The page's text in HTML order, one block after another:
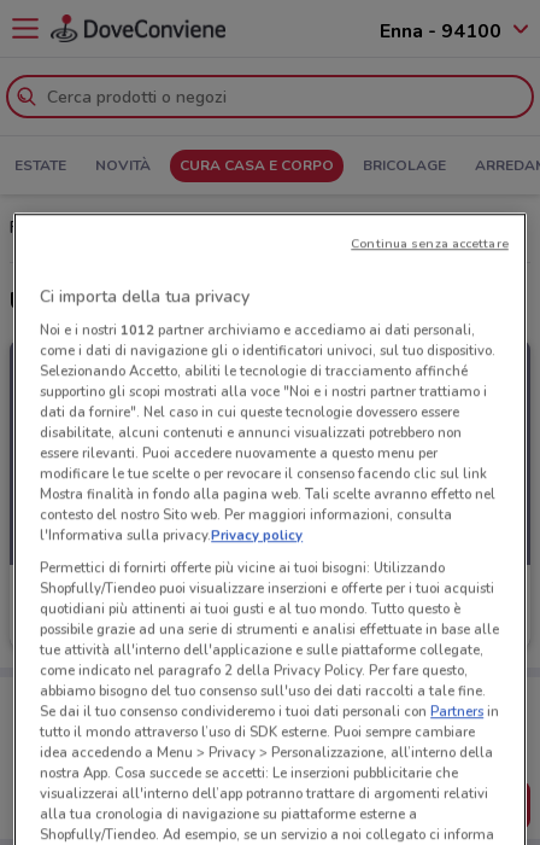
Enna - 94100
ESTATE NOVITÀ CURA CASA E CORPO BRICOLAGE
Franzy's Enna: Volantino, Orari di apertura e Indirizzi
Ultime offerte del volantino Franzy's
Franzy's
Scade martedì 21.7 km
Porta DoveConviene sempre con te!
Puoi trovare le migliori offerte dei negozi vicino a te,
salvarle e creare la tua lista del risparmio, comodamente
dal tuo cellulare.
SCARICA L’APP
Ci importa della tua privacy
Noi e i nostri 1012partner archiviamo e accediamo ai dati personali,
come i dati di navigazione gli o identificatori univoci, sul tuo dispositivo.
Selezionando Accetto, abiliti le tecnologie di tracciamento affinché
supportino gli scopi mostrati alla voce "Noi e i nostri partner trattiamo i
dati da fornire". Nel caso in cui queste tecnologie dovessero essere
disabilitate, alcuni contenuti e annunci visualizzati potrebbero non
essere rilevanti. Puoi accedere nuovamente a questo menu per
modificare le tue scelte o per revocare il consenso facendo clic sul link
Mostra finalità in fondo alla pagina web. Tali scelte avranno effetto nel
contesto del nostro Sito web. Per maggiori informazioni, consulta
l'Informativa sulla privacy.Privacy policy
Permettici di fornirti offerte più vicine ai tuoi bisogni: Utilizzando
Shopfully/Tiendeo puoi visualizzare inserzioni e offerte per i tuoi acquisti
quotidiani più attinenti ai tuoi gusti e al tuo mondo. Tutto questo è
possibile grazie ad una serie di strumenti e analisi effettuate in base alle
tue attività all'interno dell'applicazione e sulle piattaforme collegate,
come indicato nel paragrafo 2 della Privacy Policy. Per fare questo,
abbiamo bisogno del tuo consenso sull'uso dei dati raccolti a tale fine.
Se dai il tuo consenso condivideremo i tuoi dati personali conPartnersin
tutto il mondo attraverso l’uso di SDK esterne. Puoi sempre cambiare
idea accedendo a Menu > Privacy > Personalizzazione, all’interno della
nostra App. Cosa succede se accetti: Le inserzioni pubblicitarie che
visualizzerai all'interno dell’app potranno trattare di argomenti relativi
alla tua cronologia di navigazione su piattaforme esterne a
Shopfully/Tiendeo. Ad esempio, se un servizio a noi collegato ci informa
Continua senza accettare